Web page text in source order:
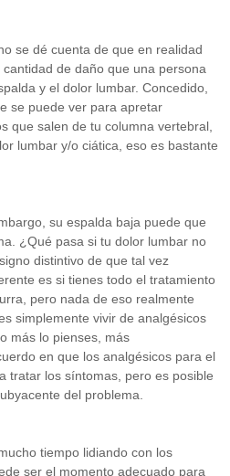
se dé cuenta de que en realidad
de daño que una persona
y el dolor lumbar. Concedido,
se puede ver para apretar
que salen de tu columna vertebral,
lumbar y/o ciática, eso es bastante
su espalda baja puede que
¿Qué pasa si tu dolor lumbar no
distintivo de que tal vez
es si tienes todo el tratamiento
pero nada de eso realmente
simplemente vivir de analgésicos
más lo pienses, más
en que los analgésicos para el
tratar los síntomas, pero es posible
del problema.
tiempo lidiando con los
ser el momento adecuado para